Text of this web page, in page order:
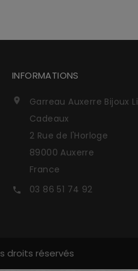
INFORMATIONS

Garreau Auxerre Bijoux
Cadeaux
2 Rue de l'Horloge
89000 Auxerre
France
 03 86 51 74 92
droits réservés